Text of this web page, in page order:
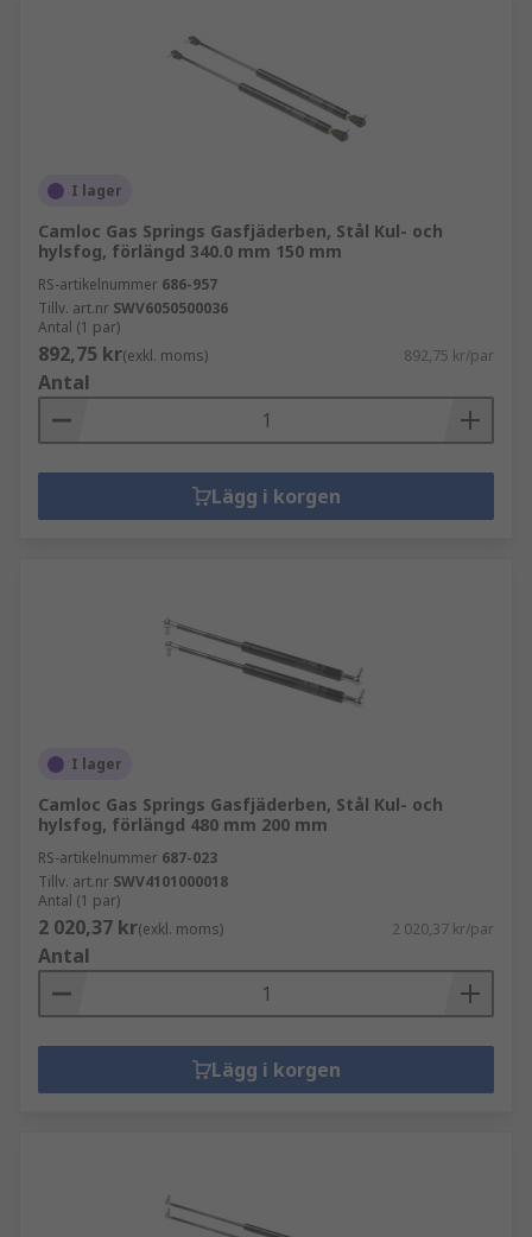
I lager
Camloc Gas Springs Gasfjäderben, Stål Kul- och
hylsfog, förlängd 340.0 mm 150 mm
RS-artikelnummer 686-957
Tillv. art.nr SWV6050500036
Antal (1 par)
892,75 kr(exkl. moms) 892,75 kr/par
Antal
Lägg i korgen
I lager
Camloc Gas Springs Gasfjäderben, Stål Kul- och
hylsfog, förlängd 480 mm 200 mm
RS-artikelnummer 687-023
Tillv. art.nr SWV4101000018
Antal (1 par)
2 020,37 kr(exkl. moms) 2 020,37 kr/par
Antal
Lägg i korgen